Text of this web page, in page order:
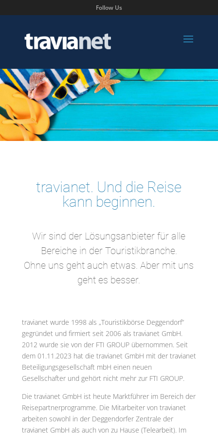
Follow Us
travianet. Und die Reise
kann beginnen.
Wir sind der Lösungsanbieter für alle
Bereiche in der Touristikbranche.
Ohne uns geht auch etwas. Aber mit uns
geht es besser.
travianet wurde 1998 als „Touristikbörse Deggendorf“
gegründet und firmiert seit 2006 als travianet GmbH.
2012 wurde sie von der FTI GROUP übernommen. Seit
dem 01.11.2023 hat die travianet GmbH mit der travianet
Beteiligungsgesellschaft mbH einen neuen
Gesellschafter und gehört nicht mehr zur FTI GROUP.
Die travianet GmbH ist heute Marktführer im Bereich der
Reisepartnerprogramme. Die Mitarbeiter von travianet
arbeiten sowohl in der Deggendorfer Zentrale der
travianet GmbH als auch von zu Hause (Telearbeit). Im